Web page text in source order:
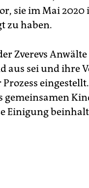
sie im Mai
zu haben.
Zverevs
aus sei und ihre
gemeinsamen
Einigung